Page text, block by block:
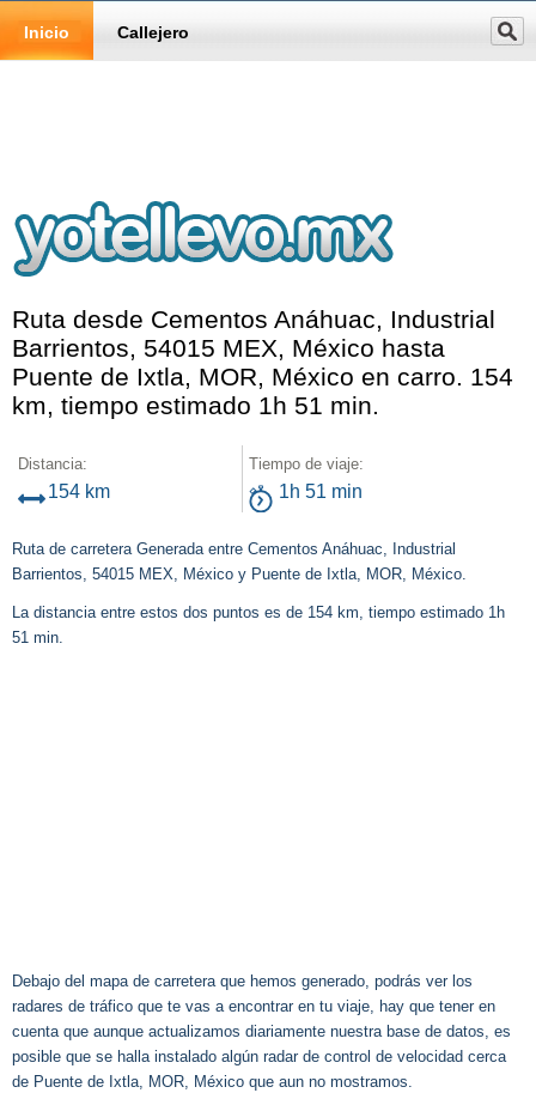
Inicio Callejero
Ruta desde Cementos Anáhuac, Industrial
Barrientos, 54015 MEX, México hasta
Puente de Ixtla, MOR, México en carro. 154
km, tiempo estimado 1h 51 min.
Distancia:
154 km
Tiempo de viaje:
1h 51 min
Ruta de carretera Generada entre Cementos Anáhuac, Industrial
Barrientos, 54015 MEX, México y Puente de Ixtla, MOR, México.
La distancia entre estos dos puntos es de 154 km, tiempo estimado 1h
51 min.
Debajo del mapa de carretera que hemos generado, podrás ver los
radares de tráfico que te vas a encontrar en tu viaje, hay que tener en
cuenta que aunque actualizamos diariamente nuestra base de datos, es
posible que se halla instalado algún radar de control de velocidad cerca
de Puente de Ixtla, MOR, México que aun no mostramos.